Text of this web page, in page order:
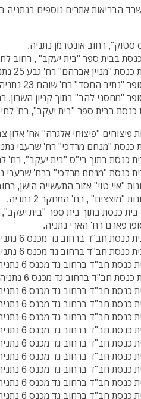
הבריאות אתרים נוספים בנתניה